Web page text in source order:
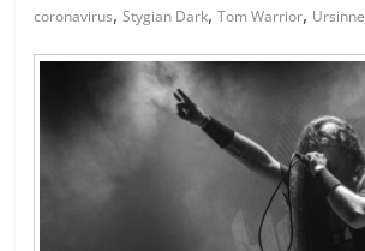
coronavirus,Stygian Dark,Tom Warrior, Ursinne